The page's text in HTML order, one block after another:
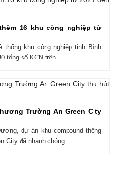
16 khu công nghiệp từ
thống khu công nghiệp tỉnh Bình
tổng số KCN trên ...
Trường An Green City
dự án khu compound thông
City đã nhanh chóng ...